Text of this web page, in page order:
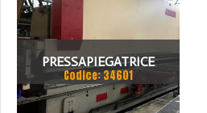
PRESSAPIEGATRICE
BEYELER DEL 2002 A CNC
Codice: 34601